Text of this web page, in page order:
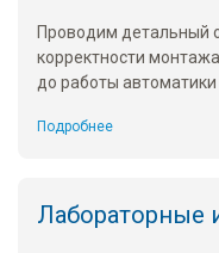
Проводим детальный
корректности
до работы
Подробнее
Лабораторные